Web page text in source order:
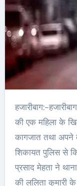
हजारीबाग:-हजारीबाग जिले के ईचाक थाना क्षेत्र के उरुका गांव
की एक महिला के
कागजात तथा अपने
शिकायत पुलिस से
प्रसाद मेहता ने
की ललिता कुमारी